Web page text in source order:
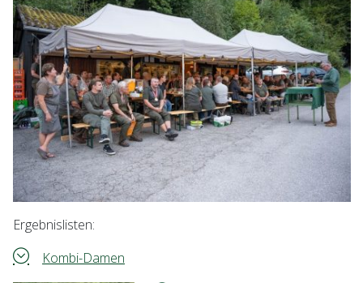
Ergebnislisten:
Kombi-Damen